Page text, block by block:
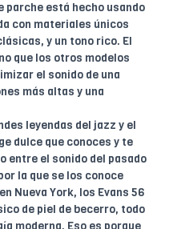
parche está hecho usando
con materiales únicos
y un tono rico. El
que los otros modelos
el sonido de una
más altas y una
leyendas del jazz y el
dulce que conoces y te
entre el sonido del pasado
la que se los conoce
Nueva York, los Evans 56
de piel de becerro, todo